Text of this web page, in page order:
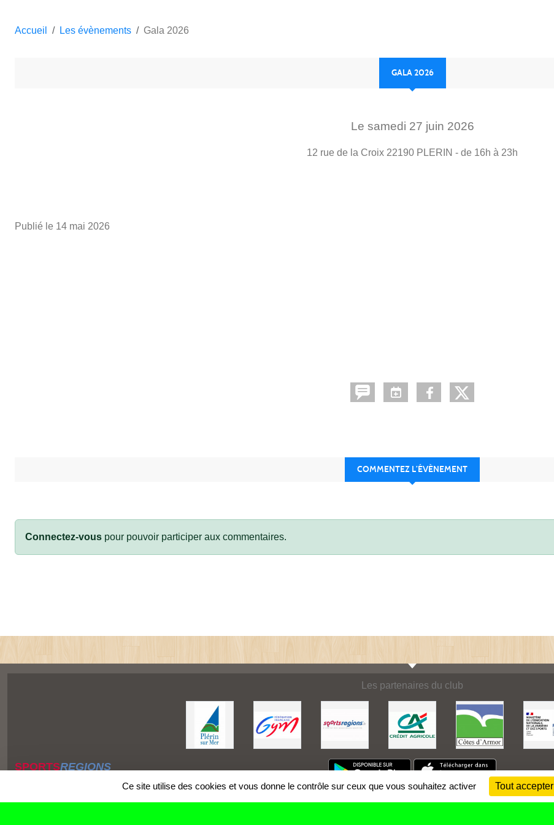
Accueil Les évènements Gala 2026
GALA 2026
Le samedi 27 juin 2026
12 rue de la Croix 22190 PLERIN - de 16h à 23h
Publié le 14 mai 2026
COMMENTEZ L’ÉVÈNEMENT
Connectez-vous pour pouvoir participer aux commentaires.
Les partenaires du club
SPORTSREGIONS
Ce site utilise des cookies et vous donne le contrôle sur ceux que vous souhaitez activer Tout accepter